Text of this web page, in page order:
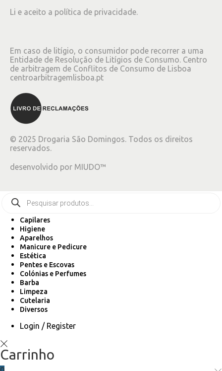
Li e aceito a política de privacidade.
Em caso de litígio, o consumidor pode recorrer a uma
Entidade de Resolução de Litígios de Consumo. Centro
de arbitragem de Conflitos de Consumo de Lisboa
centroarbitragemlisboa.pt
© 2025 Drogaria São Domingos. Todos os direitos
reservados.
desenvolvido por MIUDO™
Capilares
Higiene
Aparelhos
Manicure e Pedicure
Estética
Pentes e Escovas
Colónias e Perfumes
Barba
Limpeza
Cutelaria
Diversos
Login / Register
Carrinho